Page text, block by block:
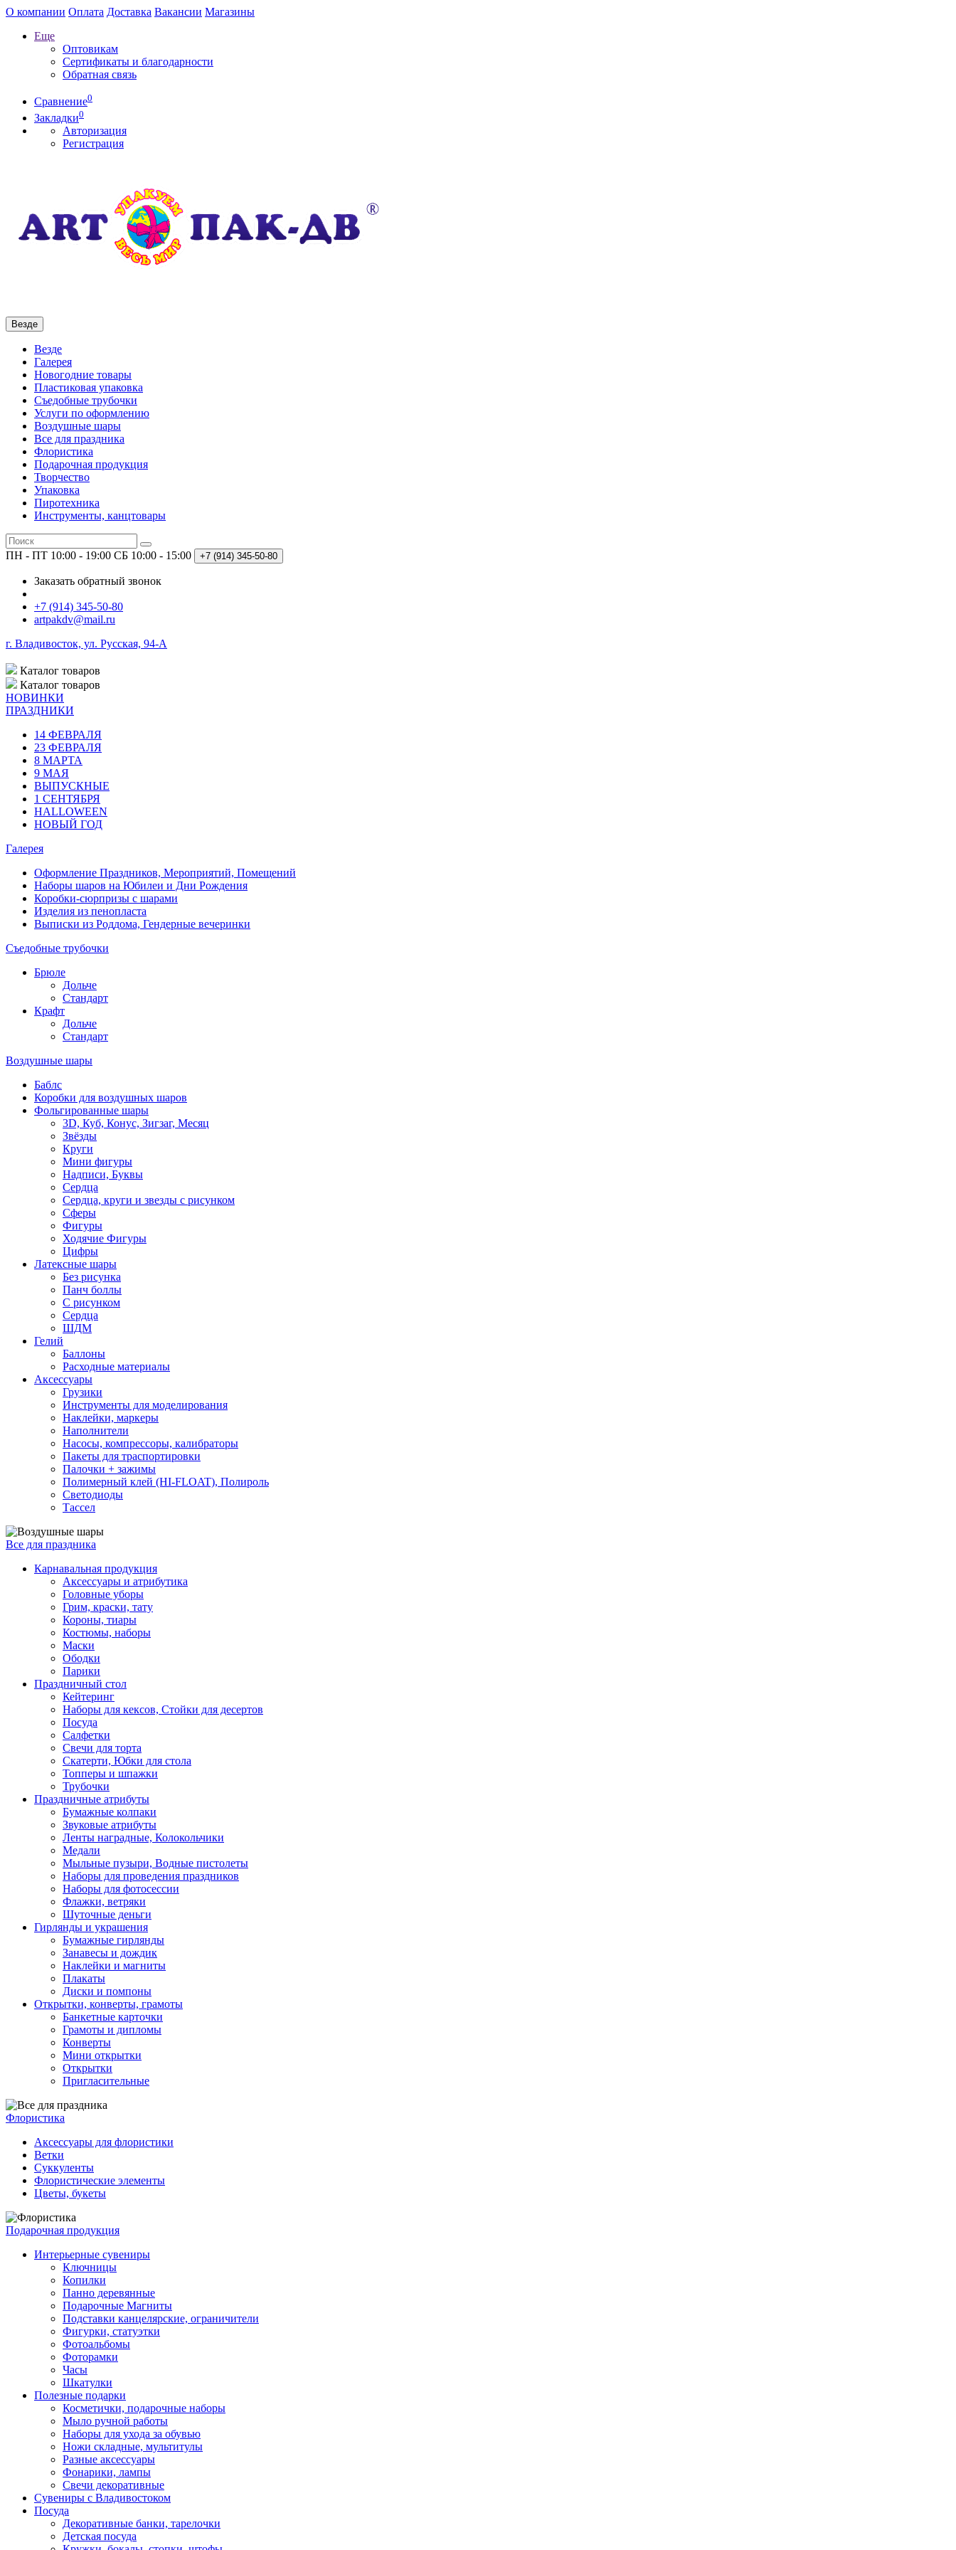
О компании Оплата Доставка Вакансии Магазины
Еще
Оптовикам
Сертификаты и благодарности
Обратная связь
Сравнение0
Закладки0
Авторизация
Регистрация
Везде
Везде
Галерея
Новогодние товары
Пластиковая упаковка
Съедобные трубочки
Услуги по оформлению
Воздушные шары
Все для праздника
Флористика
Подарочная продукция
Творчество
Упаковка
Пиротехника
Инструменты, канцтовары
ПН - ПТ 10:00 - 19:00 СБ 10:00 - 15:00 +7 (914) 345-50-80
Заказать обратный звонок
+7 (914) 345-50-80
artpakdv@mail.ru
г. Владивосток, ул. Русская, 94-А
Каталог товаров
Каталог товаров
НОВИНКИ
ПРАЗДНИКИ
14 ФЕВРАЛЯ
23 ФЕВРАЛЯ
8 МАРТА
9 МАЯ
ВЫПУСКНЫЕ
1 СЕНТЯБРЯ
HALLOWEEN
НОВЫЙ ГОД
Галерея
Оформление Праздников, Мероприятий, Помещений
Наборы шаров на Юбилеи и Дни Рождения
Коробки-сюрпризы с шарами
Изделия из пенопласта
Выписки из Роддома, Гендерные вечеринки
Съедобные трубочки
Брюле
Дольче
Стандарт
Крафт
Дольче
Стандарт
Воздушные шары
Баблс
Коробки для воздушных шаров
Фольгированные шары
3D, Куб, Конус, Зигзаг, Месяц
Звёзды
Круги
Мини фигуры
Надписи, Буквы
Сердца
Сердца, круги и звезды с рисунком
Сферы
Фигуры
Ходячие Фигуры
Цифры
Латексные шары
Без рисунка
Панч боллы
С рисунком
Сердца
ШДМ
Гелий
Баллоны
Расходные материалы
Аксессуары
Грузики
Инструменты для моделирования
Наклейки, маркеры
Наполнители
Насосы, компрессоры, калибраторы
Пакеты для траспортировки
Палочки + зажимы
Полимерный клей (HI-FLOAT), Полироль
Светодиоды
Тассел
Все для праздника
Карнавальная продукция
Аксессуары и атрибутика
Головные уборы
Грим, краски, тату
Короны, тиары
Костюмы, наборы
Маски
Ободки
Парики
Праздничный стол
Кейтеринг
Наборы для кексов, Стойки для десертов
Посуда
Салфетки
Свечи для торта
Скатерти, Юбки для стола
Топперы и шпажки
Трубочки
Праздничные атрибуты
Бумажные колпаки
Звуковые атрибуты
Ленты наградные, Колокольчики
Медали
Мыльные пузыри, Водные пистолеты
Наборы для проведения праздников
Наборы для фотосессии
Флажки, ветряки
Шуточные деньги
Гирлянды и украшения
Бумажные гирлянды
Занавесы и дождик
Наклейки и магниты
Плакаты
Диски и помпоны
Открытки, конверты, грамоты
Банкетные карточки
Грамоты и дипломы
Конверты
Мини открытки
Открытки
Пригласительные
Флористика
Аксессуары для флористики
Ветки
Суккуленты
Флористические элементы
Цветы, букеты
Подарочная продукция
Интерьерные сувениры
Ключницы
Копилки
Панно деревянные
Подарочные Магниты
Подставки канцелярские, ограничители
Фигурки, статуэтки
Фотоальбомы
Фоторамки
Часы
Шкатулки
Полезные подарки
Косметички, подарочные наборы
Мыло ручной работы
Наборы для ухода за обувью
Ножи складные, мультитулы
Разные аксессуары
Фонарики, лампы
Свечи декоративные
Сувениры с Владивостоком
Посуда
Декоративные банки, тарелочки
Детская посуда